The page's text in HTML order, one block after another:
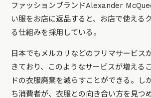
ファッションブランドAlexander
い服をお店に返品すると、お店で使える
る仕組みを採用している。
日本でもメルカリなどのフリマサービス
きており、このようなサービスが増える
ドの衣服廃棄を減らすことができる。し
ち消費者が、衣服との向き合い方を見つ